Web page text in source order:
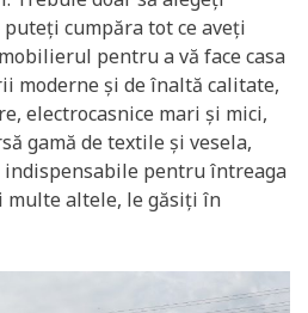
cumpăra tot ce aveți
pentru a vă face casa
moderne și de înaltă calitate,
electrocasnice mari și mici,
gamă de textile și vesela,
pentru întreaga
multe altele, le găsiți în